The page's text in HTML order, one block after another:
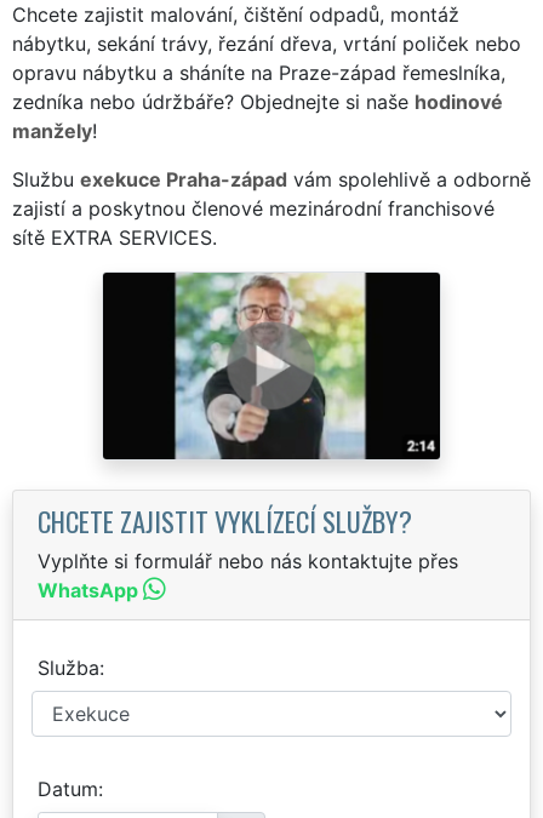
Chcete zajistit malování, čištění odpadů, montáž
nábytku, sekání trávy, řezání dřeva, vrtání poliček nebo
opravu nábytku a sháníte na Praze-západ řemeslníka,
zedníka nebo údržbáře? Objednejte si naše hodinové
manžely!
Službu exekuce Praha-západ vám spolehlivě a odborně
zajistí a poskytnou členové mezinárodní franchisové
sítě EXTRA SERVICES.
CHCETE ZAJISTIT VYKLÍZECÍ SLUŽBY?
Vyplňte si formulář nebo nás kontaktujte přes
WhatsApp
Služba
Datum